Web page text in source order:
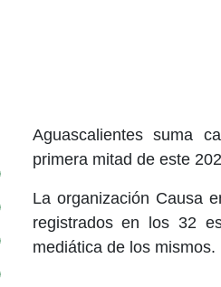
Aguascalientes suma
primera mitad de este
La organización Causa
registrados en los 32
mediática de los mismos.